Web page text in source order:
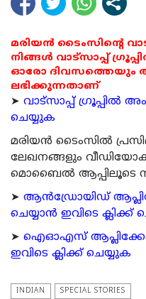
മരിയൻ ടൈംസിന്റെ
നിങ്ങൾ വാട്സാപ്പ്
ഓരോ ദിവസത്തെയും
ലഭിക്കുന്നതാണ്
➤ വാട്സാപ്പ് ഗ്രൂപ്പിൽ
ചെയ്യുക
മരിയന്‍ ടൈംസില്‍
ലേഖനങ്ങളും
മൊബൈല്‍ ആപ്പിലൂടെ
➤ ആന്‍ഡ്രോയിഡ്
ചെയ്യാന്‍ ഇവിടെ ക്ലിക്ക്
➤ ഐഓഎസ്
ഇവിടെ ക്ലിക്ക് ചെയ്യുക
INDIAN SPECIAL STORIES